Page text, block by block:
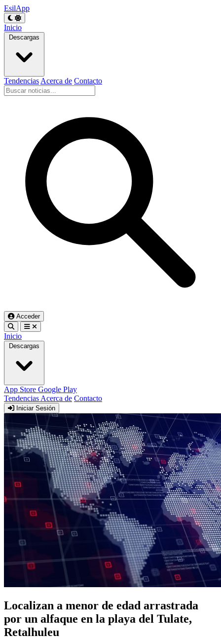
EsilApp
Inicio
Descargas
Tendencias Acerca de Contacto
Acceder
Inicio
Descargas
App Store Google Play
Tendencias Acerca de Contacto
Iniciar Sesión
Localizan a menor de edad arrastrada
por un alfaque en la playa del Tulate,
Retalhuleu